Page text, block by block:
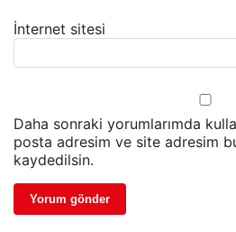
İnternet sitesi
Daha sonraki yorumlarımda
posta adresim ve site adresim
kaydedilsin.